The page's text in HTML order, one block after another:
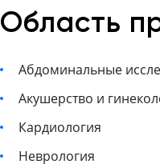
Область
Абдоминальные
Акушерство и
Кардиология
Неврология